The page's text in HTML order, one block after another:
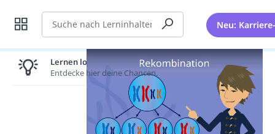
Suche Neu:
Lernen lohnt sich!
Entdecke hier deine Chancen.